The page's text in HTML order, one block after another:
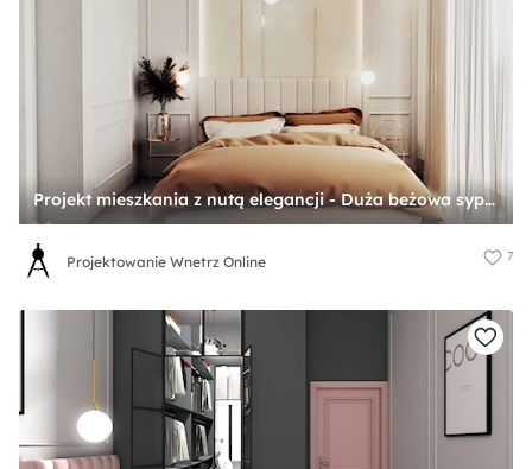
Projekt mieszkania z nutą elegancji - Duża beżowa sypialnia, styl glamour - zdjęcie od Projektowanie Wnetrz Online
Projektowanie Wnetrz Online 7